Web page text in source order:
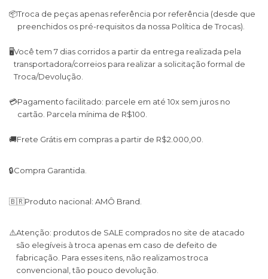
📦Troca de peças apenas referência por referência (desde que
preenchidos os pré-requisitos da nossa Política de Trocas).
🖥Você tem 7 dias corridos a partir da entrega realizada pela
transportadora/correios para realizar a solicitação formal de
Troca/Devolução.
💳Pagamento facilitado: parcele em até 10x sem juros no
cartão. Parcela mínima de R$100.
🚚Frete Grátis em compras a partir de R$2.000,00.
🔒Compra Garantida.
🇧🇷Produto nacional: AMÔ Brand.
⚠️Atenção: produtos de SALE comprados no site de atacado
são elegíveis à troca apenas em caso de defeito de
fabricação. Para esses itens, não realizamos troca
convencional, tão pouco devolução.